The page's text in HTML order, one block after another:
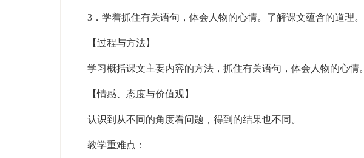
3．学着抓住有关语句，体会人物的心情。了解课文蕴含的道理。
【过程与方法】
学习概括课文主要内容的方法，抓住有关语句，体会人物的心情。
【情感、态度与价值观】
认识到从不同的角度看问题，得到的结果也不同。
教学重难点：